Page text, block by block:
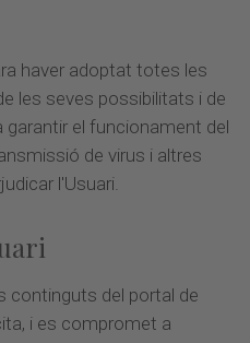
haver adoptat totes les
les seves possibilitats i de
garantir el funcionament del
de virus i altres
l'Usuari.
continguts del portal de
i es compromet a